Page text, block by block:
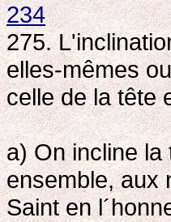
234
275.
elles-mêmes
celle de la tête
a) On incline
ensemble, aux
Saint en